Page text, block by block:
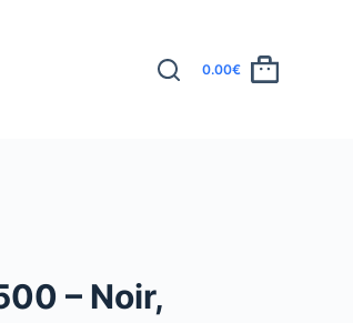
0.00€
– Noir,